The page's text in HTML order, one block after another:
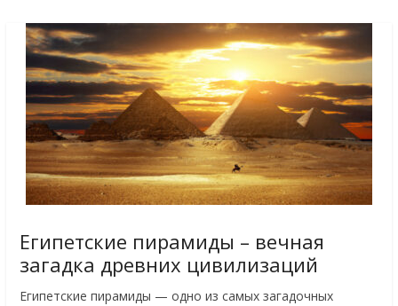
Египетские пирамиды – вечная
загадка древних цивилизаций
Египетские пирамиды — одно из самых загадочных